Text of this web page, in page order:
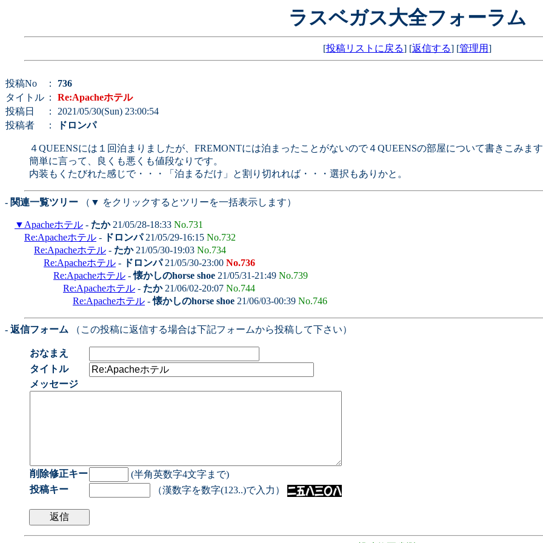
ラスベガス大全フォーラム
[投稿リストに戻る] [返信する] [管理用]
投稿No ： 736
タイトル ： Re:Apacheホテル
投稿日
： 2021/05/30(Sun) 23:00:54
投稿者
： ドロンパ
４QUEENSには１回泊まりましたが、FREMONTには泊まったことがないので４QUEENSの部屋について書きこみま
簡単に言って、良くも悪くも値段なりです。
内装もくたびれた感じで・・・「泊まるだけ」と割り切れれば・・・選択もありかと。
- 関連一覧ツリー （▼ をクリックするとツリーを一括表示します）
▼ Apacheホテル - たか21/05/28-18:33 No.731
Re:Apacheホテル - ドロンパ21/05/29-16:15 No.732
Re:Apacheホテル - たか21/05/30-19:03 No.734
Re:Apacheホテル - ドロンパ21/05/30-23:00 No.736
Re:Apacheホテル -懐かしのhorse shoe 21/05/31-21:49 No.739
Re:Apacheホテル - たか21/06/02-20:07 No.744
Re:Apacheホテル -懐かしのhorse shoe 21/06/03-00:39 No.746
- 返信フォーム （この投稿に返信する場合は下記フォームから投稿して下さい）
おなまえ
タイトル
メッセージ
削除修正キー
(半角英数字4文字まで)
投稿キー
（漢数字を数字(123..)で入力）